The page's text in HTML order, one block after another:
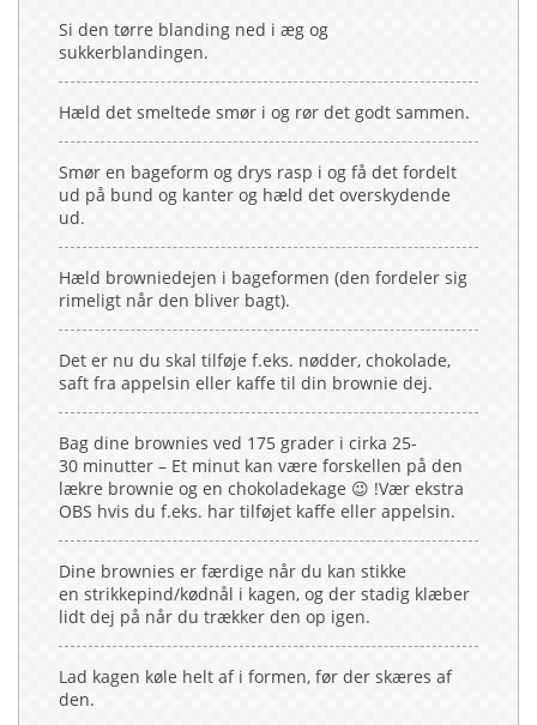
Si den tørre blanding ned i æg og
sukkerblandingen.
Hæld det smeltede smør i og rør det godt sammen.
Smør en bageform og drys rasp i og få det fordelt
ud på bund og kanter og hæld det overskydende
ud.
Hæld browniedejen i bageformen (den fordeler sig
rimeligt når den bliver bagt).
Det er nu du skal tilføje f.eks. nødder, chokolade,
saft fra appelsin eller kaffe til din brownie dej.
Bag dine brownies ved 175 grader i cirka 25-
30 minutter – Et minut kan være forskellen på den
lækre brownie og en chokoladekage 😉 !Vær ekstra
OBS hvis du f.eks. har tilføjet kaffe eller appelsin.
Dine brownies er færdige når du kan stikke
en strikkepind/kødnål i kagen, og der stadig klæber
lidt dej på når du trækker den op igen.
Lad kagen køle helt af i formen, før der skæres af
den.